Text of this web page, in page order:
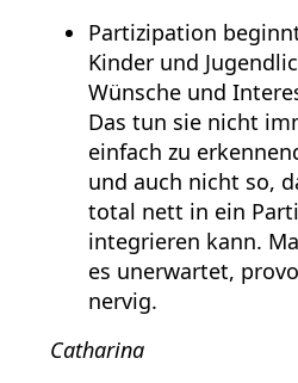
Partizipation
Kinder und
Wünsche und
Das tun sie nicht
einfach zu
und auch nicht so,
total nett in ein
integrieren kann.
es unerwartet,
nervig.
Catharina